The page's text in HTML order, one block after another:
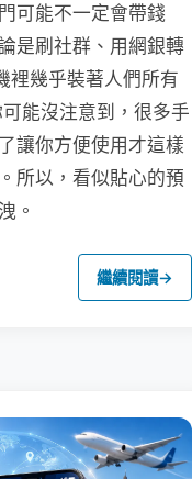
可能不一定會帶錢
是刷社群、用網銀轉
裡幾乎裝著人們所有
能沒注意到，很多手
讓你方便使用才這樣
所以，看似貼心的預
。
繼續閱讀→